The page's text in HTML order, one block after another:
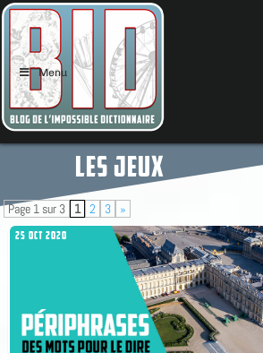
Menu
LES JEUX
Page 1 sur 3 1 2 3 »
25 OCT 2020